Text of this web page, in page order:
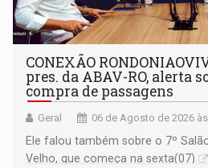
CONEXÃO
pres. da ABAV-RO, alerta
compra de passagens
Geral 06 de Agosto de 2026
Ele falou também sobre o 7º
Velho, que começa na sexta(07)